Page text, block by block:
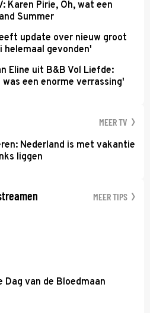
Karen Pirie, Oh, wat een
Summer
update over nieuw groot
helemaal gevonden'
Eline uit B&B Vol Liefde:
een enorme verrassing'
MEER TV
Nederland is met vakantie
liggen
MEER TIPS
Dag van de Bloedmaan